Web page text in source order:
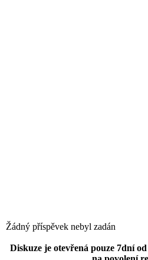
Žádný příspěvek nebyl zadán
Diskuze je otevřená pouze 7dní